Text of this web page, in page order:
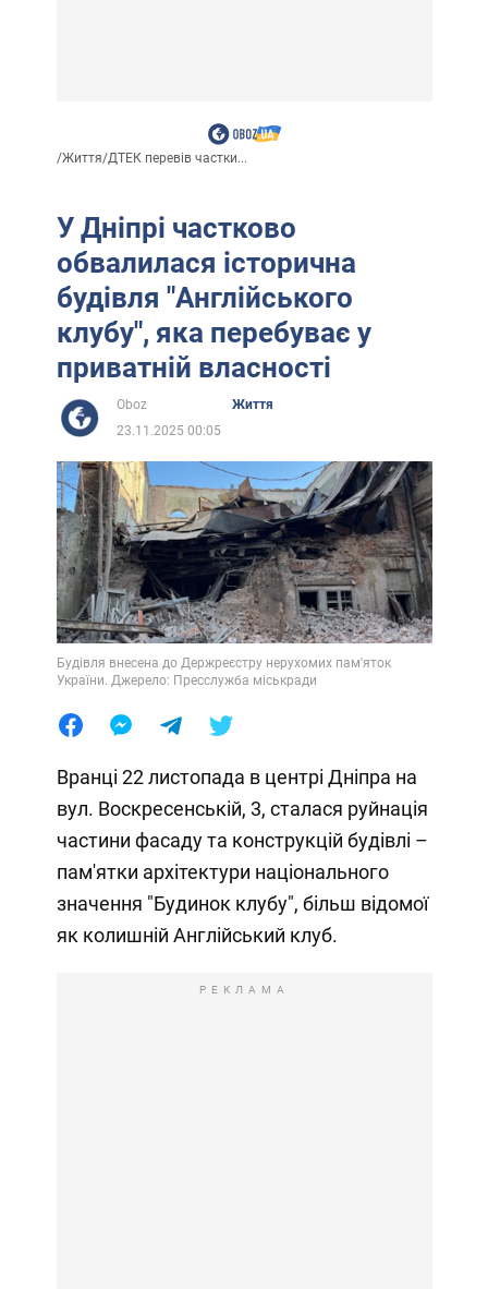
/Життя/ДТЕК перевів частки...
У Дніпрі частково
обвалилася історична
будівля "Англійського
клубу", яка перебуває у
приватній власності
Oboz
Життя
23.11.2025 00:05
Будівля внесена до Держреєстру нерухомих пам'яток
України. Джерело: Пресслужба міськради
Вранці 22 листопада в центрі Дніпра на
вул. Воскресенській, 3, сталася руйнація
частини фасаду та конструкцій будівлі –
пам'ятки архітектури національного
значення "Будинок клубу", більш відомої
як колишній Англійський клуб.
РЕКЛАМА